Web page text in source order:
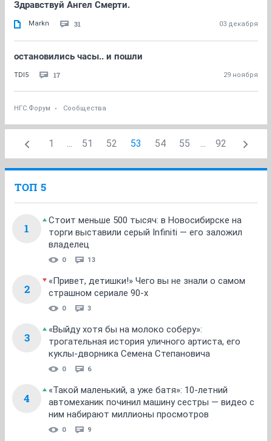
Здравствуй Ангел Смерти.
Markn 31 03 декабря
остановились часы.. и пошли
TDI5 17 29 ноября
НГС.Форум Сообщества
1 ... 51 52 53 54 55 ... 92
ТОП 5
1
Стоит меньше 500 тысяч: в Новосибирске на
торги выставили серый Infiniti — его заложил
владелец
0 13
2
«Привет, детишки!» Чего вы не знали о самом
страшном сериале 90-х
0 3
3
«Выйду хотя бы на молоко соберу»:
трогательная история уличного артиста, его
куклы-дворника Семена Степановича
0 6
4
«Такой маленький, а уже батя»: 10-летний
автомеханик починил машину сестры — видео с
ним набирают миллионы просмотров
0 9